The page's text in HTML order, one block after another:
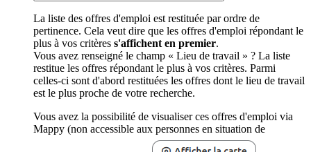
La liste des offres d'emploi est restituée par ordre de
pertinence. Cela veut dire que les offres d'emploi répondant le
plus à vos critères s'affichent en premier.
Vous avez renseigné le champ « Lieu de travail » ? La liste
restitue les offres répondant le plus à vos critères. Parmi
celles-ci sont d'abord restituées les offres dont le lieu de travail
est le plus proche de votre recherche.
Vous avez la possibilité de visualiser ces offres d'emploi via
Mappy (non accessible aux personnes en situation de